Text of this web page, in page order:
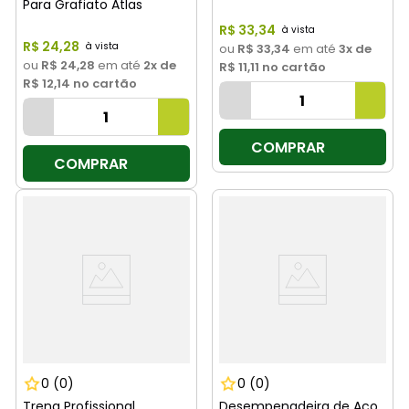
Para Grafiato Atlas
R$ 24,28
ou R$ 24,28 em até 2x de
R$ 12,14 no cartão
COMPRAR
R$ 33,34
ou R$ 33,34 em até 3x de
R$ 11,11 no cartão
COMPRAR
0 (0)
0 (0)